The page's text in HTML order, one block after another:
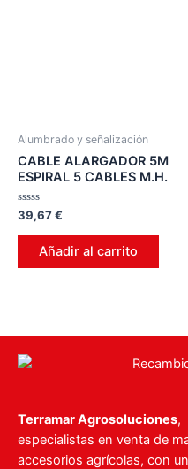
Alumbrado y señalización
CABLE ALARGADOR 5M
ESPIRAL 5 CABLES M.H.
Valorado
en
0
39,67€
Añadir al carrito
Terramar Agrosoluciones,
especialistas en venta de
accesorios agrícolas, con